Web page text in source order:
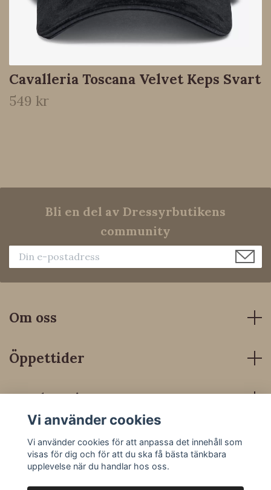
Cavalleria Toscana Velvet Keps Svart
549 kr
Bli en del av Dressyrbutikens
community
Om oss
Öppettider
Kundservice
Sociala medier
Vi använder cookies
Vi använder cookies för att anpassa det innehåll som
visas för dig och för att du ska få bästa tänkbara
upplevelse när du handlar hos oss.